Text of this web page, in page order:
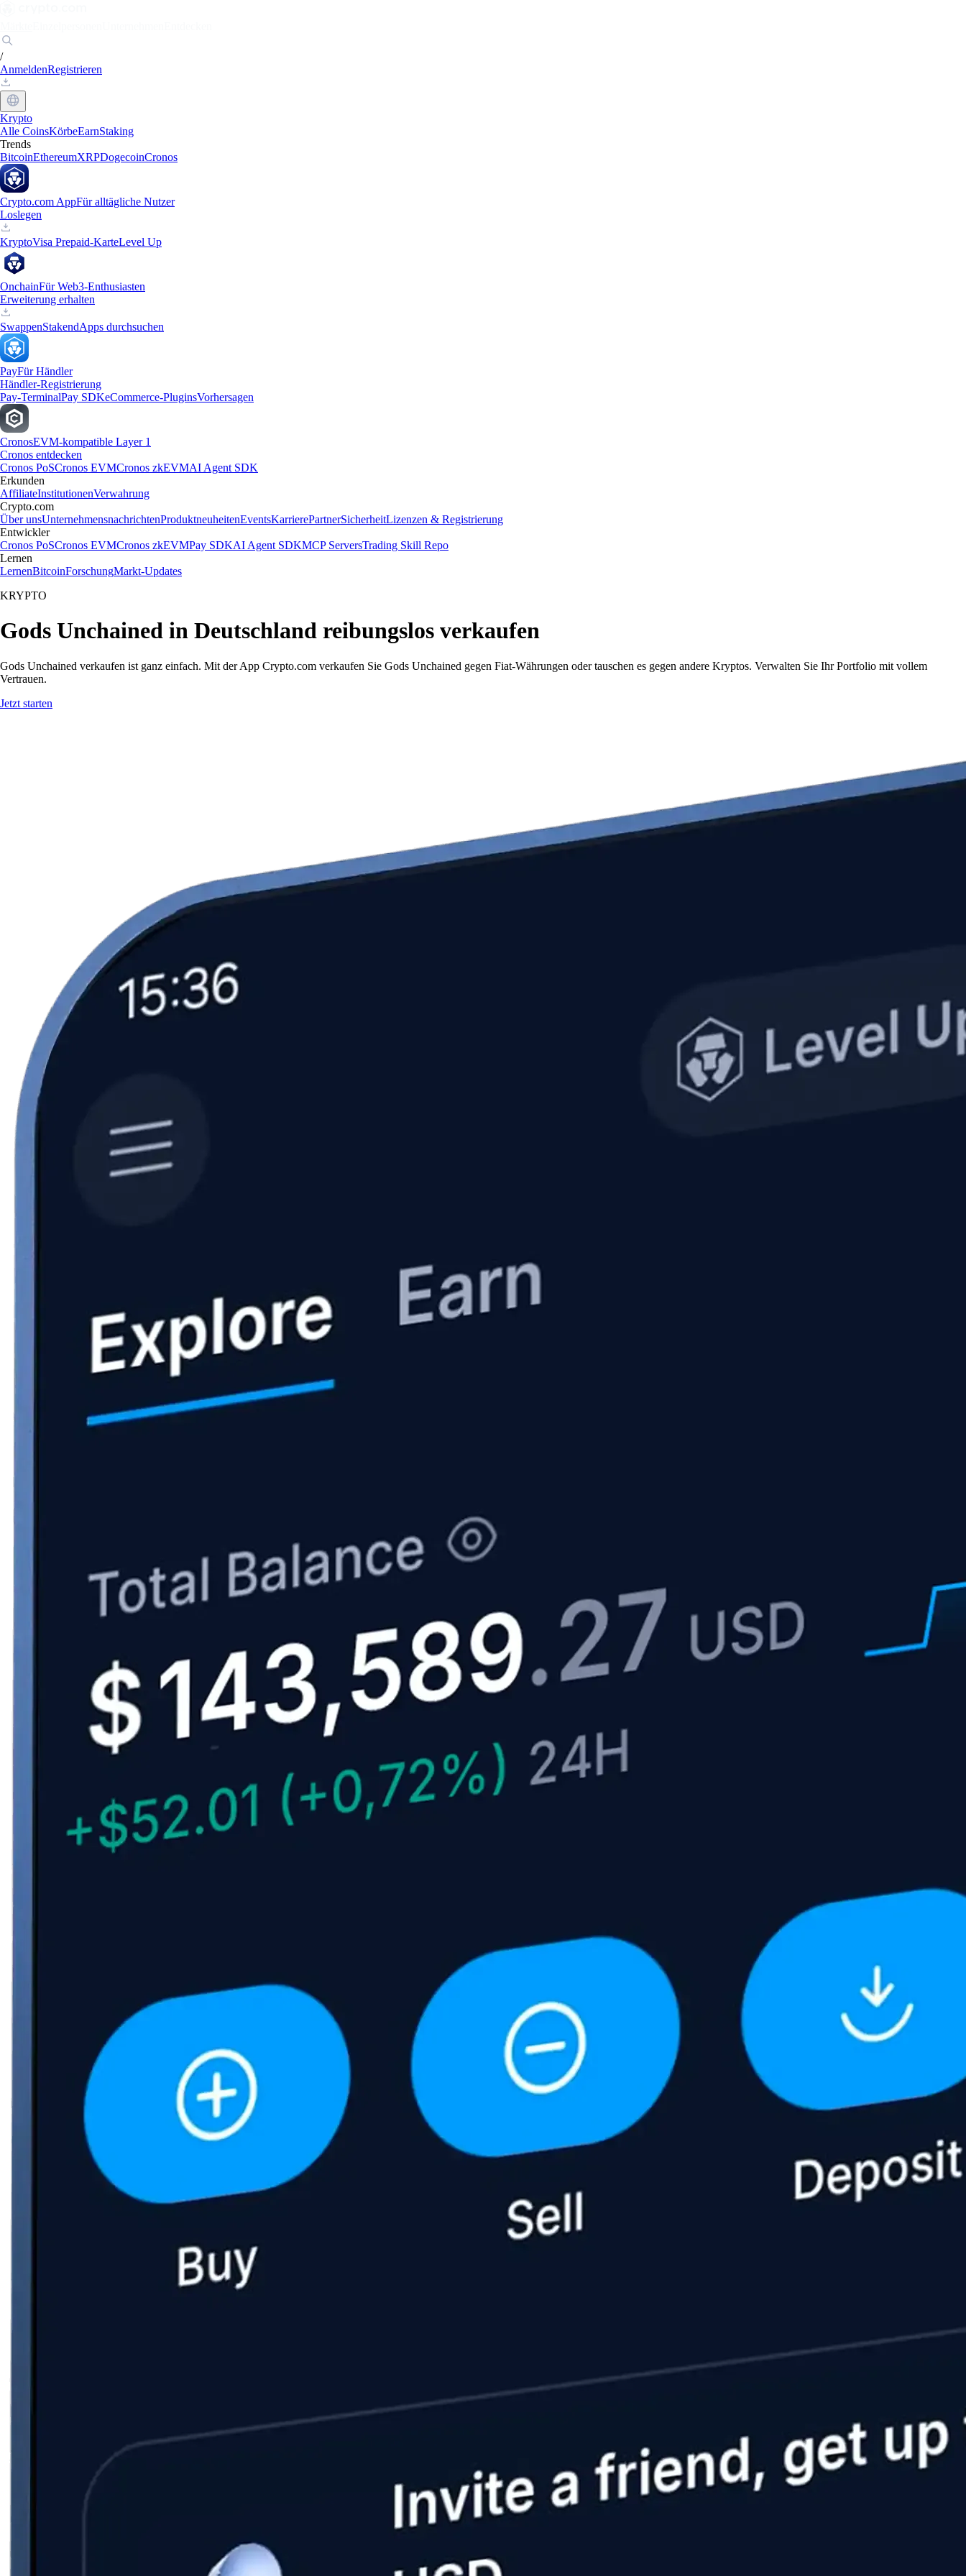
/
AnmeldenRegistrieren
Krypto
Alle CoinsKörbeEarnStaking
Trends
BitcoinEthereumXRPDogecoinCronos
Crypto.com AppFür alltägliche Nutzer
Loslegen
KryptoVisa Prepaid-KarteLevel Up
OnchainFür Web3-Enthusiasten
Erweiterung erhalten
SwappenStakendApps durchsuchen
PayFür Händler
Händler-Registrierung
Pay-TerminalPay SDKeCommerce-PluginsVorhersagen
CronosEVM-kompatible Layer 1
Cronos entdecken
Cronos PoSCronos EVMCronos zkEVMAI Agent SDK
Erkunden
AffiliateInstitutionenVerwahrung
Crypto.com
Über unsUnternehmensnachrichtenProduktneuheitenEventsKarrierePartnerSicherheitLizenzen & Registrierung
Entwickler
Cronos PoSCronos EVMCronos zkEVMPay SDKAI Agent SDKMCP ServersTrading Skill Repo
Lernen
LernenBitcoinForschungMarkt-Updates
KRYPTO
Gods Unchained in Deutschland reibungslos verkaufen
Gods Unchained verkaufen ist ganz einfach. Mit der App Crypto.com verkaufen Sie Gods Unchained gegen Fiat-Währungen oder tauschen es gegen andere Kryptos. Verwalten Sie Ihr Portfolio mit vollem
Vertrauen.
Jetzt starten